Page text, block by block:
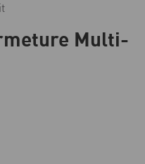
Multi-